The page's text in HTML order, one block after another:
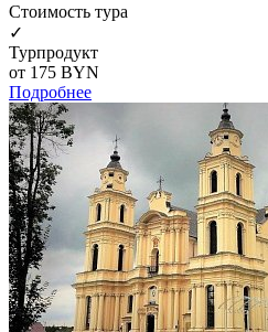
Cтоимость тура
✓
Турпродукт
от 175 BYN
Подробнее